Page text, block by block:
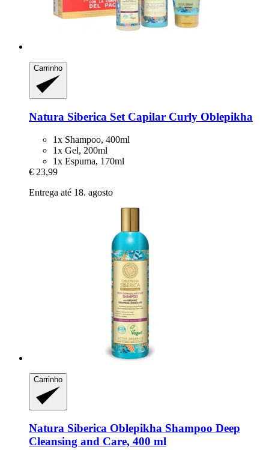
Carrinho
Natura Siberica Set Capilar Curly Oblepikha
1x Shampoo, 400ml
1x Gel, 200ml
1x Espuma, 170ml
€ 23,99
Entrega até 18. agosto
Carrinho
Natura Siberica Oblepikha Shampoo Deep
Cleansing and Care, 400 ml